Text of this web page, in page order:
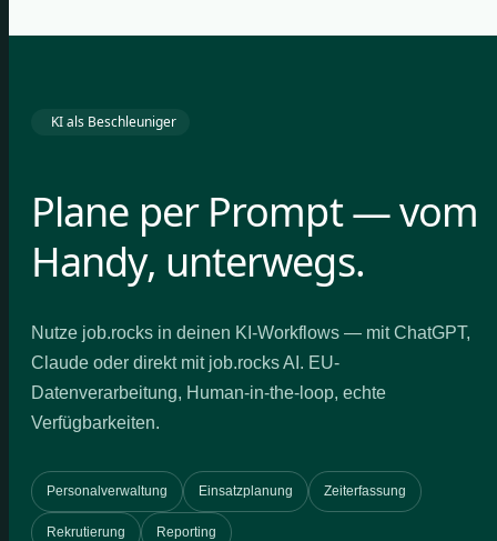
KI als Beschleuniger
Plane per Prompt — vom
Handy, unterwegs.
Nutze job.rocks in deinen KI-Workflows — mit ChatGPT,
Claude oder direkt mit job.rocks AI. EU-
Datenverarbeitung, Human-in-the-loop, echte
Verfügbarkeiten.
Personalverwaltung Einsatzplanung Zeiterfassung
Rekrutierung Reporting